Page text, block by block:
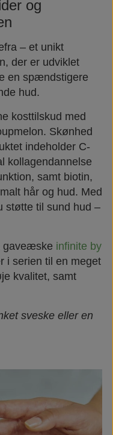
og
– et unikt
der er udviklet
en spændstigere
hud.
kosttilskud med
Skønhed
indeholder C-
kollagendannelse
samt biotin,
hår og hud. Med
støtte til sund hud –
gaveæske infinite by
i serien til en meget
kvalitet, samt
sveske eller en